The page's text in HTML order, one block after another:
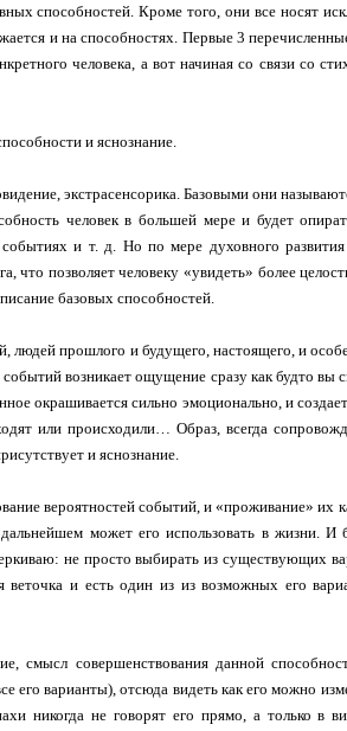
способностей. Кроме того, они все носят
и на способностях. Первые 3
человека, а вот начиная со связи со
и яснознание.
экстрасенсорика. Базовыми они
человек в большей мере и будет
и т. д. Но по мере духовного
что позволяет человеку «увидеть» более
базовых способностей.
прошлого и будущего, настоящего, и
возникает ощущение сразу как будто вы
окрашивается сильно эмоционально, и
или происходили… Образ, всегда
и яснознание.
вероятностей событий, и «проживание» их
может его использовать в жизни. И
не просто выбирать из существующих
веточка и есть один из из возможных его
смысл совершенствования данной
его варианты), отсюда видеть как его можно
никогда не говорят его прямо, а только в